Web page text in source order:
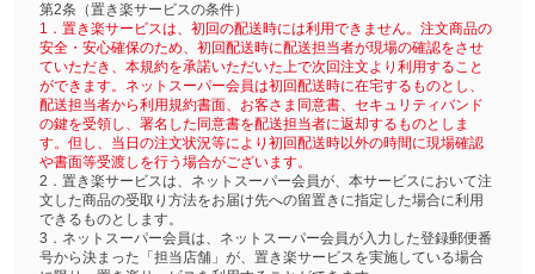
第2条（置き楽サービスの条件）
1．置き楽サービスは、初回の配送時には利用できません。注文商品の
安全・安心確保のため、初回配送時に配送担当者が現場の確認をさせ
ていただき、本規約を承諾いただいた上で次回注文より利用すること
ができます。ネットスーパー会員は初回配送時に在宅するものとし、
配送担当者から利用規約書面、お客さま同意書、セキュリティバンド
の鍵を受領し、署名した同意書を配送担当者に返却するものとしま
す。但し、当日の注文状況等により初回配送時以外の時間に現場確認
や書面等受渡しを行う場合がございます。
2．置き楽サービスは、ネットスーパー会員が、本サービスにおいて注
文した商品の受取り方法をお届け先への留置きに指定した場合に利用
できるものとします。
3．ネットスーパー会員は、ネットスーパー会員が入力した登録郵便番
号から決まった「担当店舗」が、置き楽サービスを実施している場合